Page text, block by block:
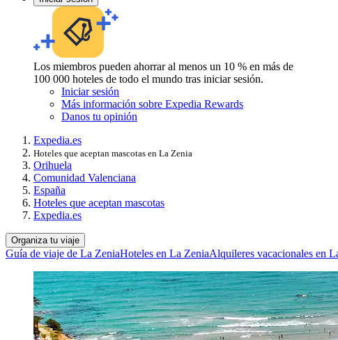
Los miembros pueden ahorrar al menos un 10 % en más de
100 000 hoteles de todo el mundo tras iniciar sesión.
Iniciar sesión
Más información sobre Expedia Rewards
Danos tu opinión
Expedia.es
Hoteles que aceptan mascotas en La Zenia
Orihuela
Comunidad Valenciana
España
Hoteles que aceptan mascotas
Expedia.es
Organiza tu viaje
Guía de viaje de La ZeniaHoteles en La ZeniaAlquileres vacacionales en